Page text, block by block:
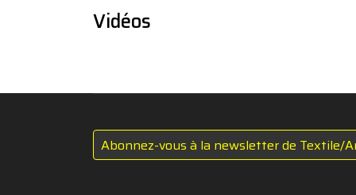
Vidéos
Abonnez-vous à la newsletter de Textile/